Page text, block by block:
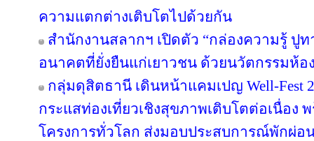
ความแตกต่างเติบโตไปด้วยกัน
สำนักงานสลากฯ เปิดตัว “กล่องความรู้ ปูท
อนาคตที่ยั่งยืนแก่เยาวชน ด้วยนวัตกรรมห้
กลุ่มดุสิตธานี เดินหน้าแคมเปญ Well-Fest
กระแสท่องเที่ยวเชิงสุขภาพเติบโตต่อเนื่อง
โครงการทั่วโลก ส่งมอบประสบการณ์พักผ่อ